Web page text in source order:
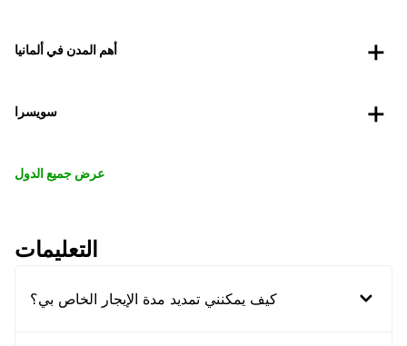
أهم المدن في ألمانيا
سويسرا
عرض جميع الدول
التعليمات
كيف يمكنني تمديد مدة الإيجار الخاص بي؟